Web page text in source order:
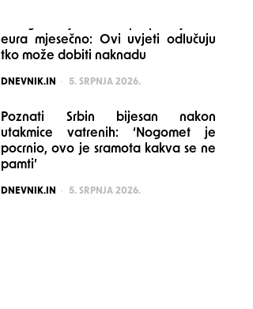
eura mjesečno: Ovi uvjeti odlučuju
tko može dobiti naknadu
POSTED
DNEVNIK.IN 5. SRPNJA 2026.
Poznati Srbin bijesan nakon
utakmice vatrenih: ‘Nogomet je
pocrnio, ovo je sramota kakva se ne
pamti’
POSTED
DNEVNIK.IN 5. SRPNJA 2026.